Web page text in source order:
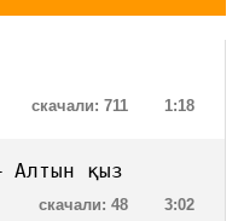
1:18
скачали: 711
Алтын қыз
3:02
скачали: 48